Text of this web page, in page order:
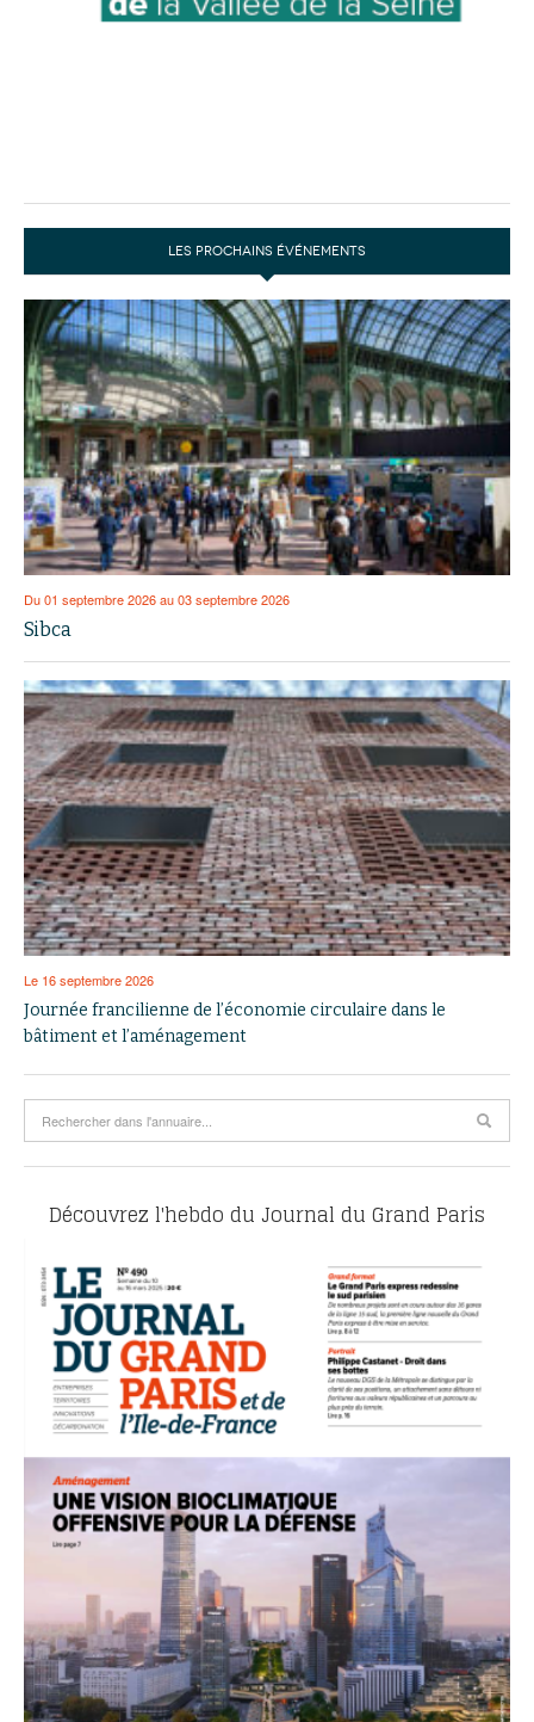
LES PROCHAINS ÉVÉNEMENTS
Du 01 septembre 2026 au 03 septembre 2026
Sibca
Le 16 septembre 2026
Journée francilienne de l’économie circulaire dans le
bâtiment et l’aménagement
Découvrez l'hebdo du Journal du Grand Paris